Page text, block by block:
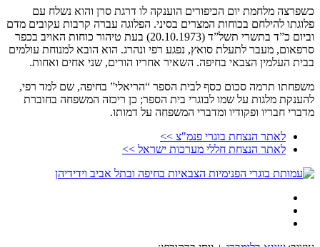
כשפרצה מלחמת יום הכיפורים הוענקה לו דרגת סרן והוא נשלח עם
פלוגתו להילחם בכוחות המצרים בסיני. הפלוגה עברה קרבות עקובים מדם
וביום כ”ד בתשרי תשל”ד (20.10.1973) בעת טיהור כוחות האויב בכפר
סרפאום, מעבר לתעלת סואץ, נפגע רפי ונהרג. הוא הובא למנוחת עולמים
בבית העלמין הצבאי בחיפה. השאיר אחריו הורים, שני אחים ואחות.
משפחתו תרמה סכום כסף לבית הספר “הריאלי” בחיפה, שם למד רפי,
להענקת מלגות על שמו לבוגרי בית הספר; כן ריכזה המשפחה בחוברת
מדברי חבריו ופקודיו ומדברי המשפחה על דמותו.
לאתר הנצחת בוגרי פנמ"צ >>
לאתר הנצחת חללי מערכות ישראל >>